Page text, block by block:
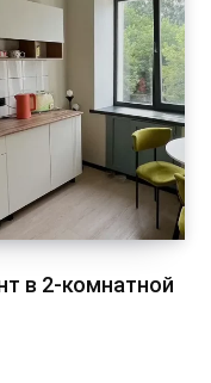
в 2-комнатной